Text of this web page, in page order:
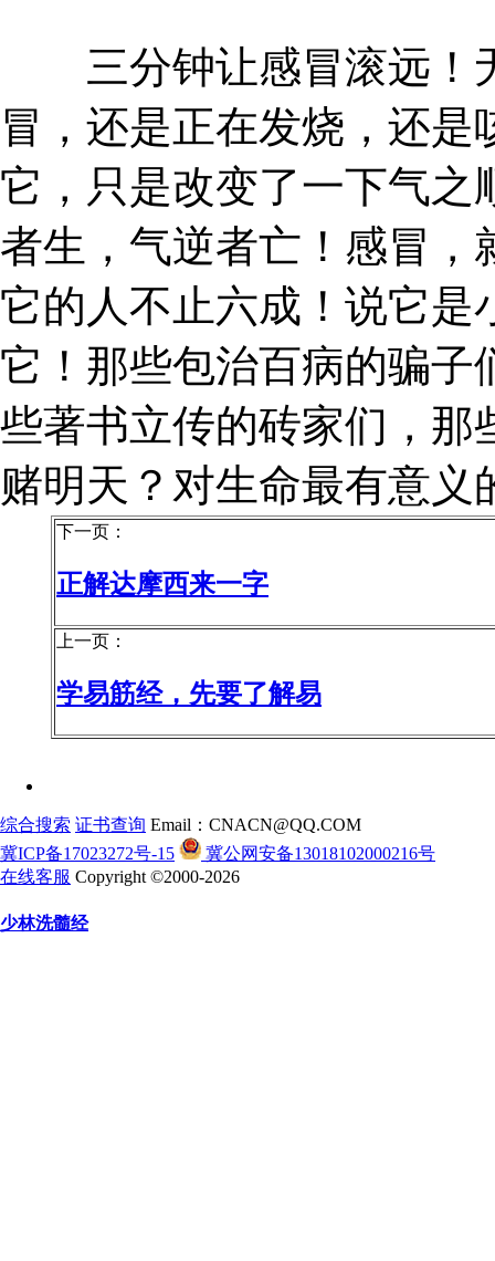
三分钟让感冒滚远！
冒，还是正在发烧，还
它，只是改变了一下气之
者生，气逆者亡！感冒，
它的人不止六成！说它是
它！那些包治百病的骗子
些著书立传的砖家们，那
赌明天？对生命最有意义
下一页：
正解达摩西来一字
上一页：
学易筋经，先要了解易
综合搜索 证书查询 Email：CNACN@QQ.COM
冀ICP备17023272号-15
冀公网安备13018102000216号
在线客服 Copyright ©2000-2026
少林洗髓经